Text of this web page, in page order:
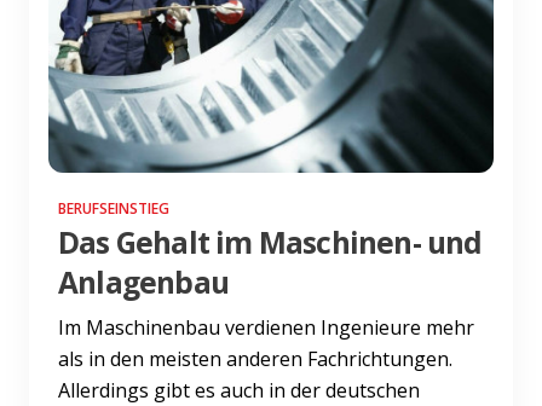
BERUFSEINSTIEG
Das Gehalt im Maschinen- und
Anlagenbau
Im Maschinenbau verdienen Ingenieure mehr
als in den meisten anderen Fachrichtungen.
Allerdings gibt es auch in der deutschen